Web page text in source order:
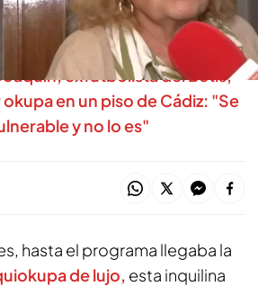
del Real Madrid, miente
de 30.000 euros
exfutbolista del Betis,
en un piso de Cádiz: "Se
y no lo es"
hasta el programa llegaba la
de lujo, esta inquilina